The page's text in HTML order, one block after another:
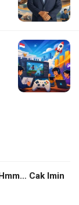
Cak Imin